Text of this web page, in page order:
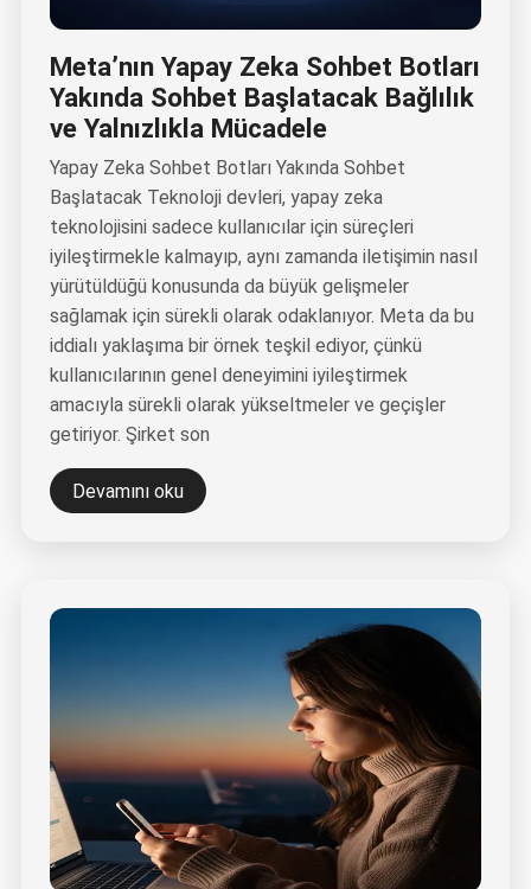
Meta’nın Yapay Zeka Sohbet Botları
Yakında Sohbet Başlatacak Bağlılık
ve Yalnızlıkla Mücadele
Yapay Zeka Sohbet Botları Yakında Sohbet
Başlatacak Teknoloji devleri, yapay zeka
teknolojisini sadece kullanıcılar için süreçleri
iyileştirmekle kalmayıp, aynı zamanda iletişimin nasıl
yürütüldüğü konusunda da büyük gelişmeler
sağlamak için sürekli olarak odaklanıyor. Meta da bu
iddialı yaklaşıma bir örnek teşkil ediyor, çünkü
kullanıcılarının genel deneyimini iyileştirmek
amacıyla sürekli olarak yükseltmeler ve geçişler
getiriyor. Şirket son
Devamını oku